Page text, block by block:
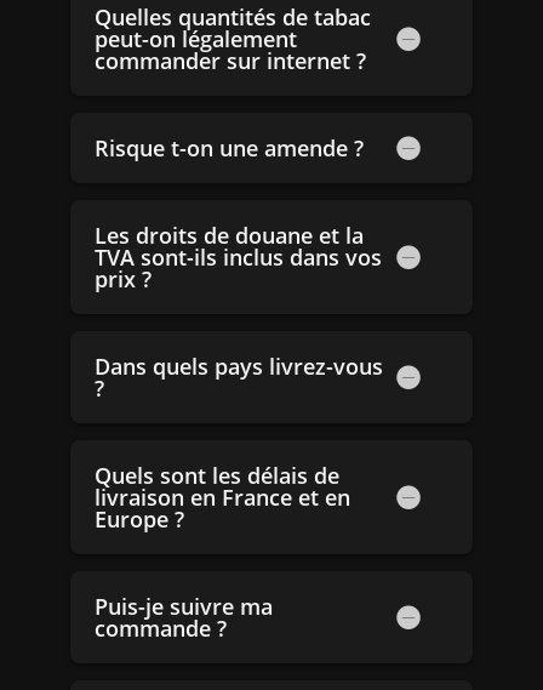
Quelles quantités de tabac
peut-on légalement
commander sur internet ?
Risque t-on une amende ?
Les droits de douane et la
TVA sont-ils inclus dans vos
prix ?
Dans quels pays livrez-vous
?
Quels sont les délais de
livraison en France et en
Europe ?
Puis-je suivre ma
commande ?